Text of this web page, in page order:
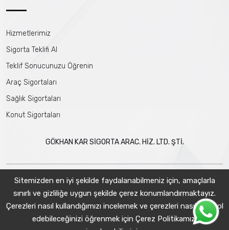
Hizmetlerimiz
Sigorta Teklifi Al
Teklif Sonucunuzu Öğrenin
Araç Sigortaları
Sağlık Sigortaları
Konut Sigortaları
GÖKHAN KAR SİGORTA ARAC. HİZ. LTD. ŞTİ.
Sitemizden en iyi şekilde faydalanabilmeniz için, amaçlarla
sınırlı ve gizliliğe uygun şekilde çerez konumlandırmaktayız.
Çerezleri nasıl kullandığımızı incelemek ve çerezleri nasıl kontrol
edebileceğinizi öğrenmek için Çerez Politikamızı